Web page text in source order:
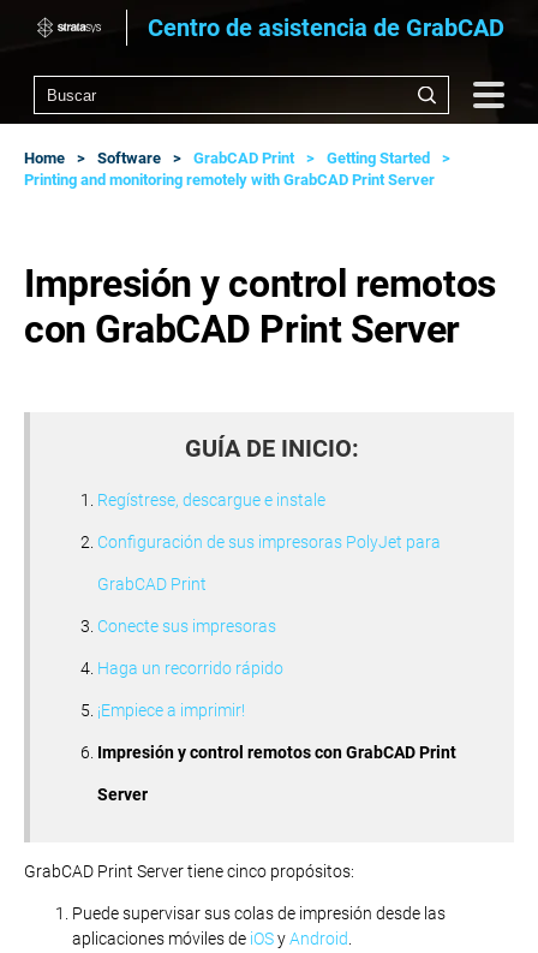
Centro de asistencia de GrabCAD
Home Software GrabCAD Print
Getting Started
Printing and monitoring remotely with GrabCAD Print Server
Impresión y control remotos
con GrabCAD Print Server
GUÍA DE INICIO:
Regístrese, descargue e instale
Configuración de sus impresoras PolyJet para
GrabCAD Print
Conecte sus impresoras
Haga un recorrido rápido
¡Empiece a imprimir!
Impresión y control remotos con GrabCAD Print
Server
GrabCAD Print Server tiene cinco propósitos:
Puede supervisar sus colas de impresión desde las
aplicaciones móviles de iOSyAndroid